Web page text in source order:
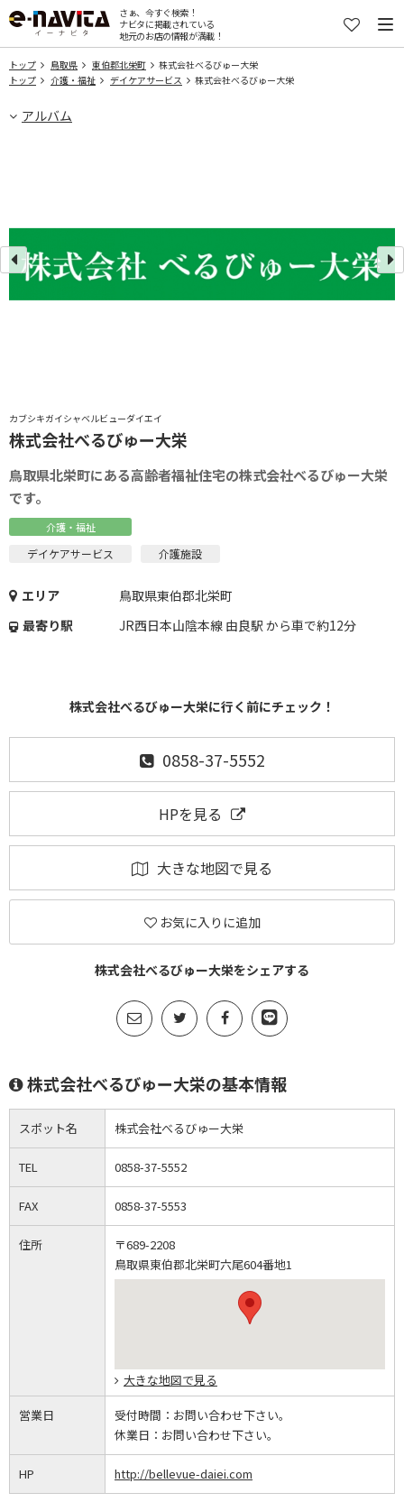
さぁ、今すぐ検索！
ナビタに掲載されている
地元のお店の情報が満載！
トップ 鳥取県 東伯郡北栄町
株式会社べるびゅー大栄
トップ
介護・福祉 デイケアサービス 株式会社べるびゅー大栄
アルバム
カブシキガイシャベルビューダイエイ
株式会社べるびゅー大栄
鳥取県北栄町にある高齢者福祉住宅の株式会社べるびゅー大栄
です。
介護・福祉
デイケアサービス 介護施設
エリア
鳥取県東伯郡北栄町
最寄り駅
JR西日本山陰本線 由良駅 から車で約12分
株式会社べるびゅー大栄に行く前にチェック！
0858-37-5552
HPを見る
大きな地図で見る
お気に入りに追加
株式会社べるびゅー大栄をシェアする
株式会社べるびゅー大栄の基本情報
スポット名 株式会社べるびゅー大栄
TEL 0858-37-5552
FAX 0858-37-5553
住所
〒689-2208
鳥取県東伯郡北栄町六尾604番地1
大きな地図で見る
営業日 受付時間： お問い合わせ下さい。
休業日： お問い合わせ下さい。
HP http://bellevue-daiei.com